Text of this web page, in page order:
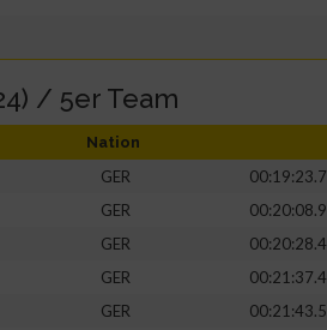
/ 5er Team
Nation
GER 00:19:23.7
GER
00:20:08.9
GER
00:20:28.4
GER
00:21:37.4
GER
00:21:43.5